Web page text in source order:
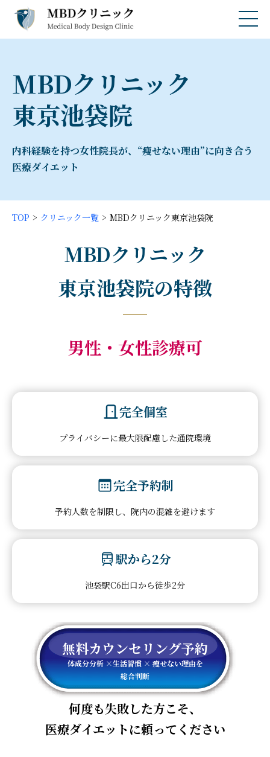
MBDクリニック
東京池袋院
内科経験を持つ女性院長が、“痩せない理由”に向き合う
医療ダイエット
TOP クリニック一覧 MBDクリニック東京池袋院
MBDクリニック
東京池袋院の特徴
男性・女性診療可
完全個室
プライバシーに最大限配慮した通院環境
完全予約制
予約人数を制限し、院内の混雑を避けます
駅から2分
池袋駅C6出口から徒歩2分
無料カウンセリング予約
体成分分析 ×生活習慣 × 痩せない理由を
総合判断
何度も失敗した方こそ、
医療ダイエットに頼ってください